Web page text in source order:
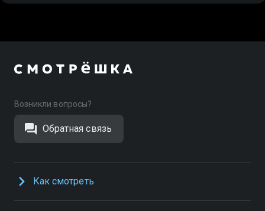
Возникли вопросы?
Обратная связь
Как смотреть